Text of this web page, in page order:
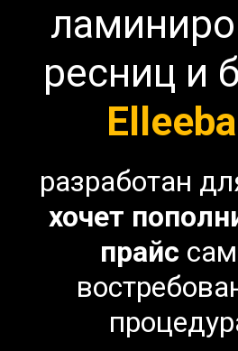
разработан
хочет
прайс